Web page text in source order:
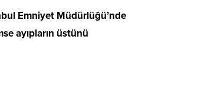
Emniyet Müdürlüğü’nde
ayıpların üstünü